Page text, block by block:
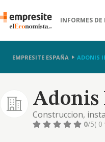
INFORMES DE
EMPRESITE ESPAÑA ADONIS
Adonis
Construccion,
comercial.
0/5(